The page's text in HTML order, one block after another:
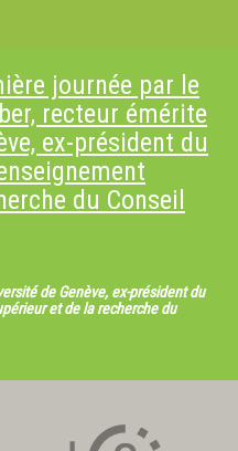
journée par le
recteur émérite
ex-président du
du Conseil
de Genève, ex-président du
et de la recherche du